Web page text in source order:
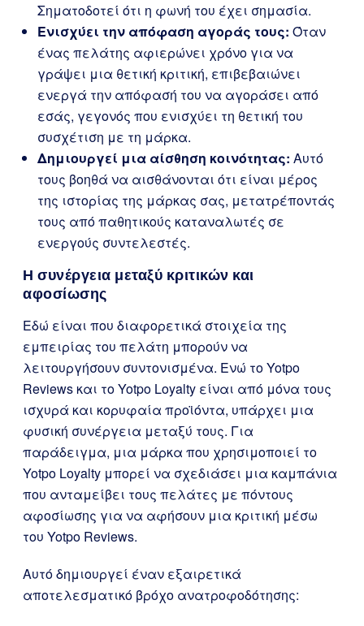
Σηματοδοτεί ότι η φωνή του έχει σημασία.
Ενισχύει την απόφαση αγοράς τους: Όταν
ένας πελάτης αφιερώνει χρόνο για να
γράψει μια θετική κριτική, επιβεβαιώνει
ενεργά την απόφασή του να αγοράσει από
εσάς, γεγονός που ενισχύει τη θετική του
συσχέτιση με τη μάρκα.
Δημιουργεί μια αίσθηση κοινότητας: Αυτό
τους βοηθά να αισθάνονται ότι είναι μέρος
της ιστορίας της μάρκας σας, μετατρέποντάς
τους από παθητικούς καταναλωτές σε
ενεργούς συντελεστές.
Η συνέργεια μεταξύ κριτικών και
αφοσίωσης
Εδώ είναι που διαφορετικά στοιχεία της
εμπειρίας του πελάτη μπορούν να
λειτουργήσουν συντονισμένα. Ενώ το Yotpo
Reviews και το Yotpo Loyalty είναι από μόνα τους
ισχυρά και κορυφαία προϊόντα, υπάρχει μια
φυσική συνέργεια μεταξύ τους. Για
παράδειγμα, μια μάρκα που χρησιμοποιεί το
Yotpo Loyalty μπορεί να σχεδιάσει μια καμπάνια
που ανταμείβει τους πελάτες με πόντους
αφοσίωσης για να αφήσουν μια κριτική μέσω
του Yotpo Reviews.
Αυτό δημιουργεί έναν εξαιρετικά
αποτελεσματικό βρόχο ανατροφοδότησης: